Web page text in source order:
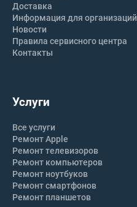
Услуги
Все услуги
Ремонт Apple
Ремонт телевизоров
Ремонт компьютеров
Ремонт ноутбуков
Ремонт смартфонов
Ремонт планшетов
Доставка
Информация для организаций
Новости
Правила сервисного центра
Контакты